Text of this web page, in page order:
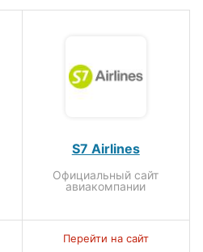
S7 Airlines
Официальный сайт
авиакомпании
Перейти на сайт